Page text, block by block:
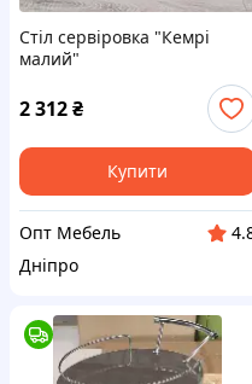
Стіл сервіровка "Кемрі
малий"
2 312₴
Купити
Опт Мебель
Дніпро